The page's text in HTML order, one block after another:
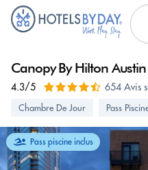
Canopy By Hilton
4.3/5 654 Avis
Chambre De Jour Pass
Pass piscine inclus